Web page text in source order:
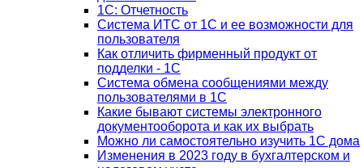
1С: Отчетность
Система ИТС от 1С и ее возможности для
пользователя
Как отличить фирменный продукт от
подделки - 1С
Система обмена сообщениями между
пользователями в 1С
Какие бывают системы электронного
документооборота и как их выбрать
Можно ли самостоятельно изучить 1С дома
Изменения в 2023 году в бухгалтерском и